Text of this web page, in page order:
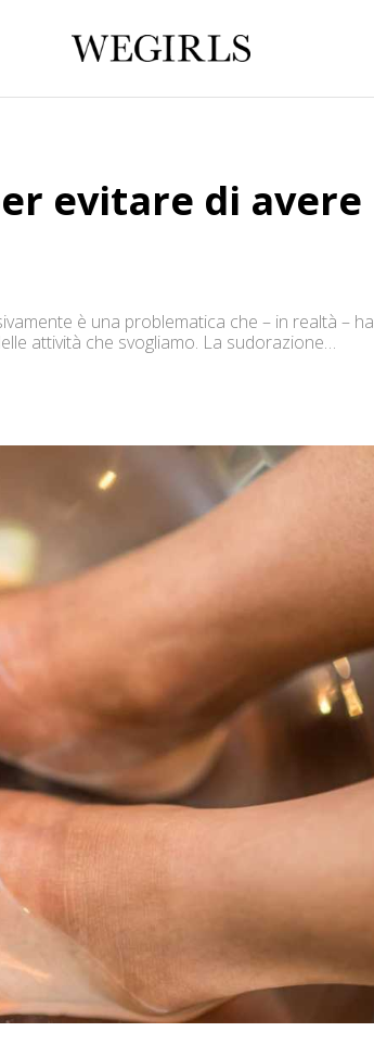
evitare di avere
è una problematica che – in realtà – ha
attività che svogliamo. La sudorazione